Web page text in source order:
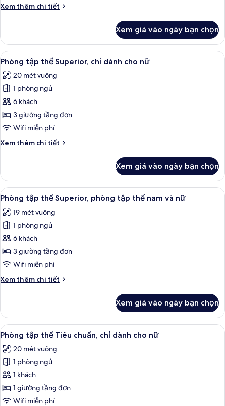
Xem thêm chi tiết
Chi
Phòng
4
Xem giá vào ngày bạn chọn
Xem
tất
cả
ảnh
Phòng
tập
thể
chỉ
nữ
Màn/rèm cản sáng, truy cập
7
Phòng tập thể Superior, chỉ dành cho nữ
20 mét vuông
1 phòng ngủ
6 khách
3 giường tầng đơn
Wifi miễn phí
Xem thêm chi tiết
Chi
Phòng
tập
thể
Superior,
chỉ
dành
cho
nữ
Xem giá vào ngày bạn chọn
Xem
tất
cả
ảnh
Phòng
tập
thể
phòng
nam
và
nữ
Màn/rèm cản sáng, truy cập
7
Phòng tập thể Superior, phòng tập thể nam và nữ
19 mét vuông
1 phòng ngủ
6 khách
3 giường tầng đơn
Wifi miễn phí
Xem thêm chi tiết
Chi
Phòng
tập
thể
Superior,
phòng
tập
thể
nam
và
nữ
Xem giá vào ngày bạn chọn
Xem
tất
cả
ảnh
Phòng
tập
thể
Màn/rèm cản sáng, truy cập
7
Phòng tập thể Tiêu chuẩn, chỉ dành cho nữ
20 mét vuông
1 phòng ngủ
1 khách
1 giường tầng đơn
Wifi miễn phí